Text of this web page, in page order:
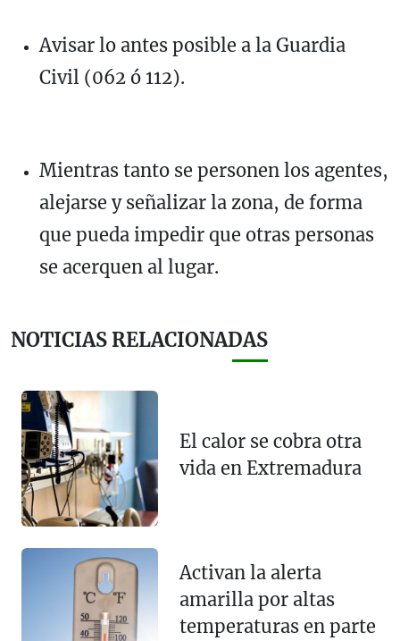
Avisar lo antes posible a la Guardia
Civil (062 ó 112).
Mientras tanto se personen los agentes,
alejarse y señalizar la zona, de forma
que pueda impedir que otras personas
se acerquen al lugar.
NOTICIAS RELACIONADAS
El calor se cobra otra
vida en Extremadura
Activan la alerta
amarilla por altas
temperaturas en parte